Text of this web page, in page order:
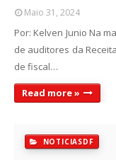
Maio 31, 2024
Por: Kelven Junio Na
de auditores da
de fiscal…
Read more »
NOTICIASDF